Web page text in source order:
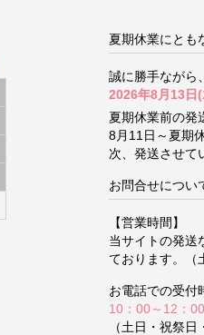
夏期休業にとも
誠に勝手ながら
2026年8月13日
夏期休業前の発
8月11日～夏期
次、発送させて
お問合せについ
【営業時間】
当サイトの発送
ております。（
お電話での受付
10：00～12：
（土日・祝祭